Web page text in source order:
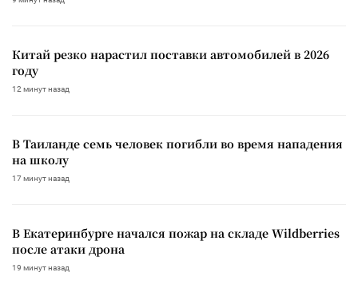
Китай резко нарастил поставки автомобилей в 2026
году
12 минут назад
В Таиланде семь человек погибли во время нападения
на школу
17 минут назад
В Екатеринбурге начался пожар на складе Wildberries
после атаки дрона
19 минут назад